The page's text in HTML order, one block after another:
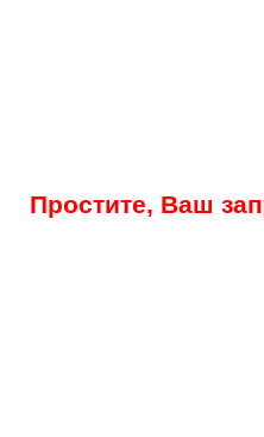
Простите, Ваш